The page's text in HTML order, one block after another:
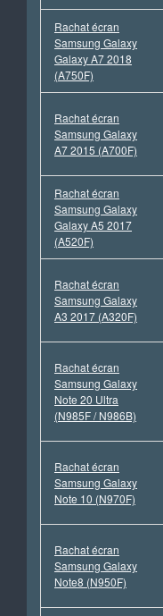
Rachat écran
Samsung Galaxy
Galaxy A7 2018
(A750F)
Rachat écran
Samsung Galaxy
A7 2015 (A700F)
Rachat écran
Samsung Galaxy
Galaxy A5 2017
(A520F)
Rachat écran
Samsung Galaxy
A3 2017 (A320F)
Rachat écran
Samsung Galaxy
Note 20 Ultra
(N985F / N986B)
Rachat écran
Samsung Galaxy
Note 10 (N970F)
Rachat écran
Samsung Galaxy
Note8 (N950F)